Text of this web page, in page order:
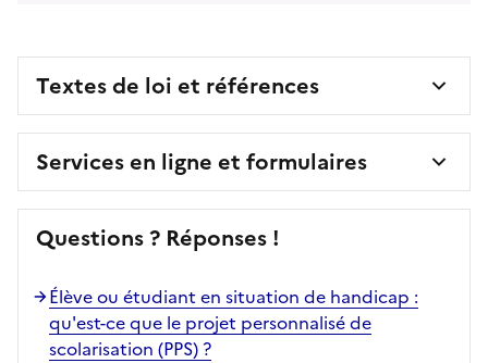
Textes de loi et références
Services en ligne et formulaires
Questions ? Réponses !
Élève ou étudiant en situation de handicap :
qu'est-ce que le projet personnalisé de
scolarisation (PPS) ?